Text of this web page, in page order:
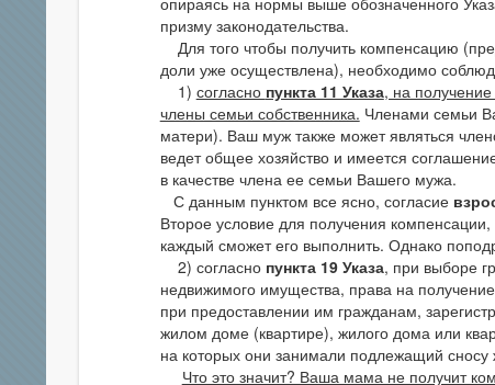
призму законодательства.
Для того чтобы получить компенсацию
доли уже осуществлена), необходимо
1) согласно пункта 11 Указа, на
члены семьи собственника. Членами семьи
матери). Ваш муж также может являться
ведет общее хозяйство и имеется
в качестве члена ее семьи Вашего мужа.
С данным пунктом все ясно, согласие
Второе условие для получения
каждый сможет его выполнить. Однако
2) согласно пункта 19 Указа, при выборе
недвижимого имущества, права на
при предоставлении им гражданам,
жилом доме (квартире), жилого дома или
на которых они занимали подлежащий сносу
Что это значит? Ваша мама не получит